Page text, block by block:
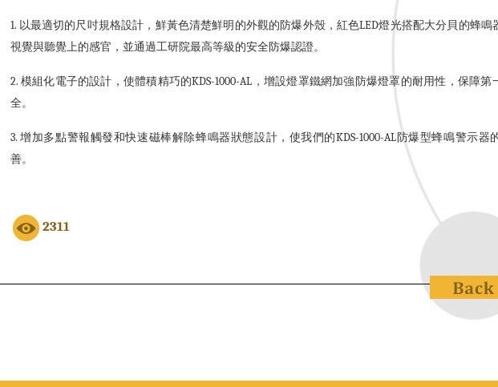
1. 以最適切的尺吋規格設計，鮮黃色清楚鮮明的外觀的防爆外殼，紅色LED燈光搭配大分貝的蜂鳴
視覺與聽覺上的感官，並通過工研院最高等級的安全防爆認證。
2. 模組化電子的設計，使體積精巧的KDS-1000-AL， 增設燈罩鐵網加強防爆燈罩的耐用性，保障第
全。
3. 增加多點警報觸發和快速磁棒解除蜂鳴器狀態設計，使我們的KDS-1000-AL防爆型蜂鳴警示器
善。
2311